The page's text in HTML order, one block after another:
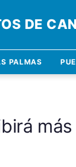
DE
PALMAS